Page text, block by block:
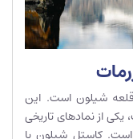
قلعه شیلون است. این
از نمادهای تاریخی
کاستل شیلون با